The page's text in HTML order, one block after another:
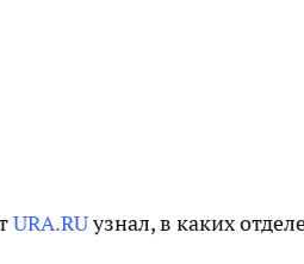
URA.RUузнал, в каких